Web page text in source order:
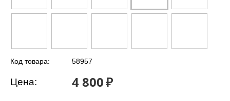
Код товара: 58957
Цена: 4 800₽